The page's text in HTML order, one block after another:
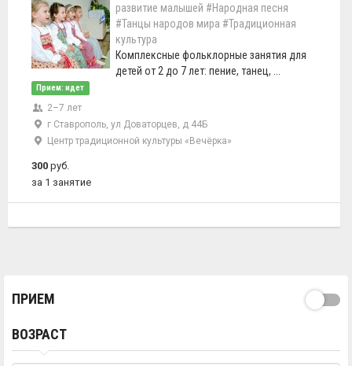
развитие малышей #Народная песня
#Танцы народов мира #Традиционная
культура
Комплексные фольклорные занятия для
детей от 2 до 7 лет: пение, танец, ...
Прием: идет
2–7 лет
г Ставрополь, ул Доваторцев, д 44Б
Центр традиционной культуры «Вечёрка»
300 руб.
за 1 занятие
ПРИЕМ
ВОЗРАСТ